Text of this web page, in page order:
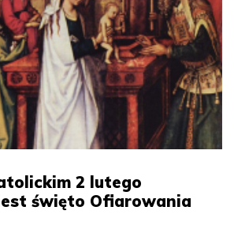
2 lutego
święto Ofiarowania